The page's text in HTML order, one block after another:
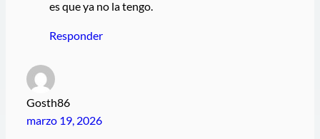
es que ya no la tengo.
Responder
Gosth86
marzo 19, 2026